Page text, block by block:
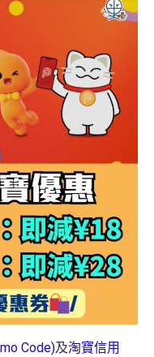
Code)及淘寶信用